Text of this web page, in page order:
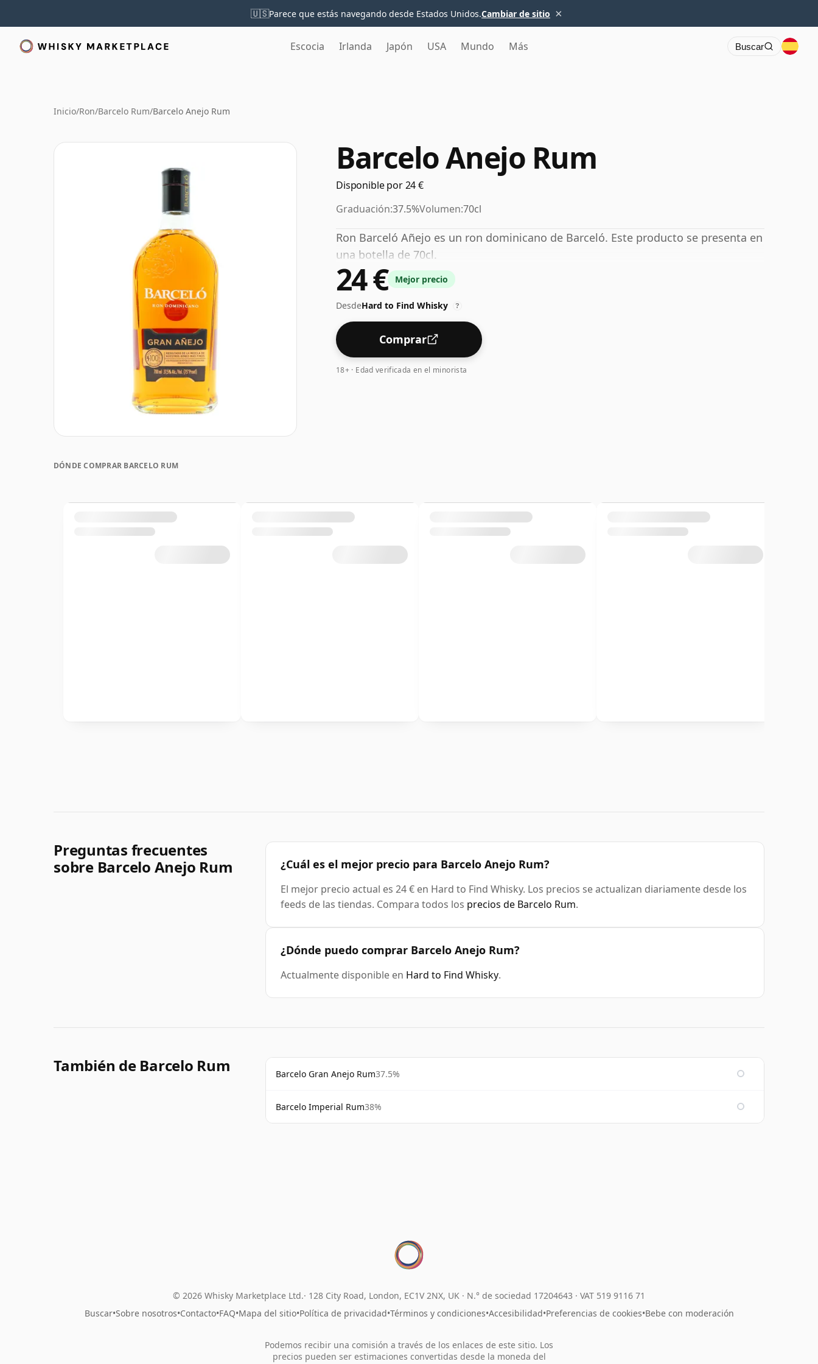
🇺🇸Parece que estás navegando desde Estados Unidos.Cambiar de sitio ×
Escocia Irlanda Japón USA Mundo Más Buscar
Inicio/Ron/Barcelo Rum/Barcelo Anejo Rum
Barcelo Anejo Rum
Disponible por 24 €
Graduación:37.5%Volumen:70cl
Ron Barceló Añejo es un ron dominicano de Barceló. Este producto se presenta en
una botella de 70cl.
24 € Mejor precio
DesdeHard to Find Whisky ?
Comprar
18+ · Edad verificada en el minorista
DÓNDE COMPRAR BARCELO RUM
Preguntas frecuentes
sobre Barcelo Anejo Rum
¿Cuál es el mejor precio para Barcelo Anejo Rum?
El mejor precio actual es 24 € en Hard to Find Whisky. Los precios se actualizan diariamente desde los
feeds de las tiendas. Compara todos los precios de Barcelo Rum.
¿Dónde puedo comprar Barcelo Anejo Rum?
Actualmente disponible en Hard to Find Whisky.
También de Barcelo Rum Barcelo Gran Anejo Rum37.5%
Barcelo Imperial Rum38%
© 2026 Whisky Marketplace Ltd. 128 City Road, London, EC1V 2NX, UK · N.° de sociedad 17204643 · VAT 519 9116 71
Buscar•Sobre nosotros•Contacto•FAQ•Mapa del sitio•Política de privacidad•Términos y condiciones•Accesibilidad•Preferencias de cookies•Bebe con moderación
Podemos recibir una comisión a través de los enlaces de este sitio. Los
precios pueden ser estimaciones convertidas desde la moneda del